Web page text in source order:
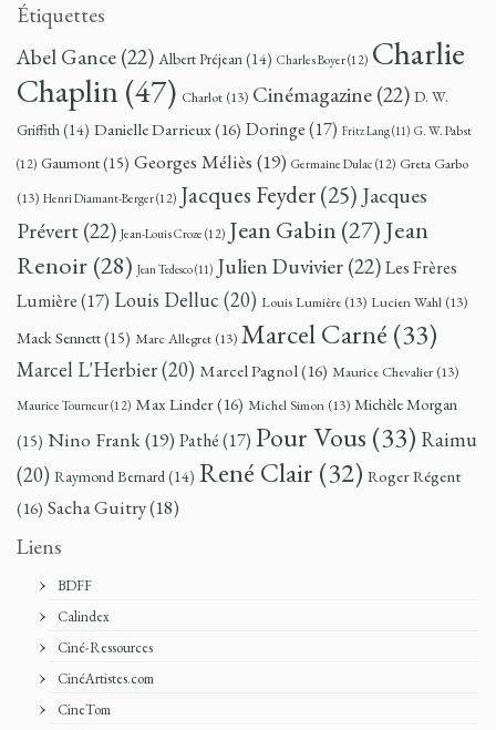
Étiquettes
Abel Gance(22) Albert Préjean(14) Charles Boyer(12) Charlie
Chaplin(47) Charlot (13) Cinémagazine(22) D. W.
Griffith(14) Danielle Darrieux(16) Doringe(17) Fritz Lang(11) G. W. Pabst
(12) Gaumont(15) Georges Méliès (19) Germaine Dulac (12) Greta Garbo
(13) Henri Diamant-Berger(12) Jacques Feyder(25) Jacques
Prévert(22) Jean-Louis Croze (12) Jean Gabin (27) Jean
Renoir (28) Jean Tedesco(11) Julien Duvivier(22)Les Frères
Lumière(17) Louis Delluc (20) Louis Lumière (13) Lucien Wahl (13)
Mack Sennett(15) Marc Allegret (13) Marcel Carné (33)
Marcel L'Herbier(20) Marcel Pagnol(16) Maurice Chevalier (13)
Maurice Tourneur(12) Max Linder(16) Michel Simon (13) Michèle Morgan
(15) Nino Frank(19) Pathé(17) Pour Vous (33) Raimu
(20) Raymond Bernard(14) René Clair (32) Roger Régent
(16) Sacha Guitry(18)
Liens
BDFF
Calindex
Ciné-Ressources
CinéArtistes.com
CineTom